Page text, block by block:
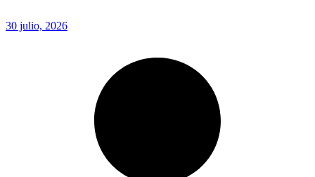
30 julio, 2026